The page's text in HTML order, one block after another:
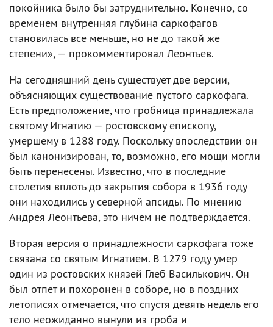
покойника было бы затруднительно. Конечно, со
временем внутренняя глубина саркофагов
становилась все меньше, но не до такой же
степени», — прокомментировал Леонтьев.
На сегодняшний день существует две версии,
объясняющих существование пустого саркофага.
Есть предположение, что гробница принадлежала
святому Игнатию — ростовскому епископу,
умершему в 1288 году. Поскольку впоследствии он
был канонизирован, то, возможно, его мощи могли
быть перенесены. Известно, что в последние
столетия вплоть до закрытия собора в 1936 году
они находились у северной апсиды. По мнению
Андрея Леонтьева, это ничем не подтверждается.
Вторая версия о принадлежности саркофага тоже
связана со святым Игнатием. В 1279 году умер
один из ростовских князей Глеб Василькович. Он
был отпет и похоронен в соборе, но в поздних
летописях отмечается, что спустя девять недель его
тело неожиданно вынули из гроба и